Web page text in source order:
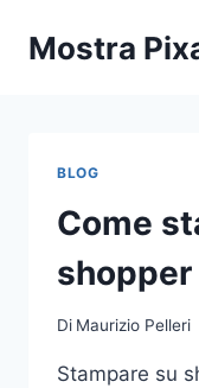
Mostra
BLOG
Come
shopper
Di Maurizio Pelleri
Stampare su